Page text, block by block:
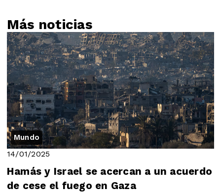
Más noticias
Mundo
14/01/2025
Hamás y Israel se acercan a un acuerdo
de cese el fuego en Gaza